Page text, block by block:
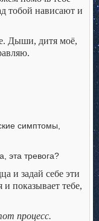
тобой нависают и
Дыши, дитя моё,
симптомы,
эта тревога?
и задай себе эти
показывает тебе,
процесс.